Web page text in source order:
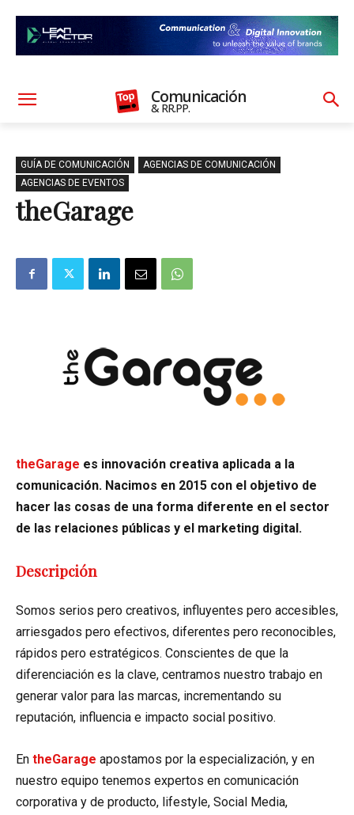
Comunicación
& RR.PP.
GUÍA DE COMUNICACIÓN
AGENCIAS DE COMUNICACIÓN
AGENCIAS DE EVENTOS
theGarage
theGarage es innovación creativa aplicada a la
comunicación. Nacimos en 2015 con el objetivo de
hacer las cosas de una forma diferente en el sector
de las relaciones públicas y el marketing digital.
Descripción
Somos serios pero creativos, influyentes pero accesibles,
arriesgados pero efectivos, diferentes pero reconocibles,
rápidos pero estratégicos. Conscientes de que la
diferenciación es la clave, centramos nuestro trabajo en
generar valor para las marcas, incrementando su
reputación, influencia e impacto social positivo.
En theGarage apostamos por la especialización, y en
nuestro equipo tenemos expertos en comunicación
corporativa y de producto, lifestyle, Social Media,